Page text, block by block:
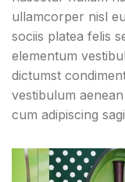
ullamcorper nisl
sociis platea felis
elementum
dictumst
vestibulum
cum adipiscing